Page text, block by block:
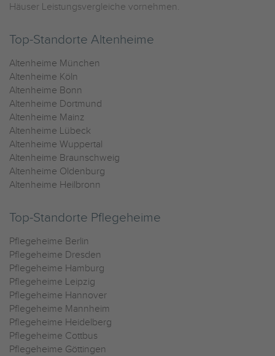
Häuser Leistungsvergleiche vornehmen.
Top-Standorte Altenheime
Altenheime München
Altenheime Köln
Altenheime Bonn
Altenheime Dortmund
Altenheime Mainz
Altenheime Lübeck
Altenheime Wuppertal
Altenheime Braunschweig
Altenheime Oldenburg
Altenheime Heilbronn
Top-Standorte Pflegeheime
Pflegeheime Berlin
Pflegeheime Dresden
Pflegeheime Hamburg
Pflegeheime Leipzig
Pflegeheime Hannover
Pflegeheime Mannheim
Pflegeheime Heidelberg
Pflegeheime Cottbus
Pflegeheime Göttingen